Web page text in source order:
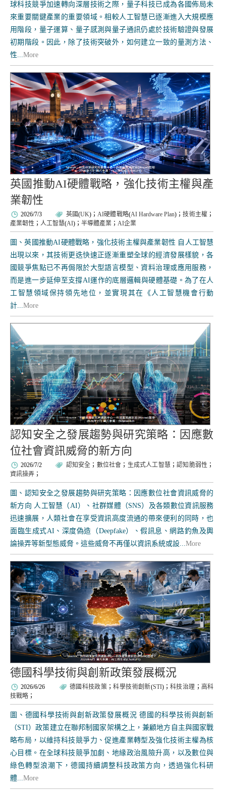
球科技競爭加速轉向深層技術之際，量子科技已成為各國佈局未
來重要關鍵產業的重要領域。相較人工智慧已逐漸進入大規模應
用階段，量子運算、量子感測與量子通訊仍處於技術驗證與發展
初期階段。因此，除了技術突破外，如何建立一致的量測方法、
性...More
英國推動AI硬體戰略，強化技術主權與產
業韌性
2026/7/3 英國(UK)； AI硬體戰略(AI Hardware Plan)；技術主權 ；
產業韌性 ； 人工智慧(AI)； 半導體產業 ； AI企業
圖、英國推動AI硬體戰略，強化技術主權與產業韌性 自人工智慧
出現以來，其技術更迭快速正逐漸重塑全球的經濟發展樣貌，各
國競爭焦點已不再侷限於大型語言模型、資料治理或應用服務，
而是進一步延伸至支撐AI運作的底層邏輯與硬體基礎。為了在人
工智慧領域保持領先地位，並實現其在《人工智慧機會行動
計...More
認知安全之發展趨勢與研究策略：因應數
位社會資訊威脅的新方向
2026/7/2 認知安全 ； 數位社會 ； 生成式人工智慧 ；認知脆弱性 ；
資訊操弄 ；
圖、認知安全之發展趨勢與研究策略：因應數位社會資訊威脅的
新方向 人工智慧（AI）、社群媒體（SNS）及各類數位資訊服務
迅速擴展，人類社會在享受資訊高度流通的帶來便利的同時，也
面臨生成式AI、深度偽造（Deepfake）、假訊息、網路釣魚及輿
論操弄等新型態威脅。這些威脅不再僅以資訊系統或設...More
德國科學技術與創新政策發展概況
2026/6/26 德國科技政策 ；科學技術創新(STI)； 科技治理 ； 高科
技戰略 ；
圖、德國科學技術與創新政策發展概況 德國的科學技術與創新
（STI）政策建立在聯邦制國家架構之上，兼顧地方自主與國家戰
略布局，以維持科技競爭力、促進產業轉型及強化技術主權為核
心目標。在全球科技競爭加劇、地緣政治風險升高，以及數位與
綠色轉型浪潮下，德國持續調整科技政策方向，透過強化科研
體...More